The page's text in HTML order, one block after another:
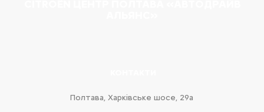
Полтава, Харківське шосе, 29а